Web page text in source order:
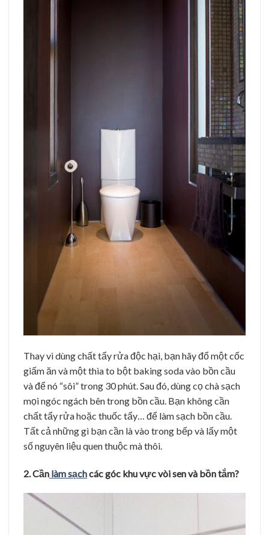
Thay vì dùng chất tẩy rửa độc hại, bạn hãy đổ một cốc
giấm ăn và một thìa to bột baking soda vào bồn cầu
và để nó “sôi” trong 30 phút. Sau đó, dùng cọ chà sạch
mọi ngóc ngách bên trong bồn cầu. Bạn không cần
chất tẩy rửa hoặc thuốc tẩy… để làm sạch bồn cầu.
Tất cả những gì bạn cần là vào trong bếp và lấy một
số nguyên liệu quen thuộc mà thôi.
2. Cần làm sạchcác góc khu vực vòi sen và bồn tắm?